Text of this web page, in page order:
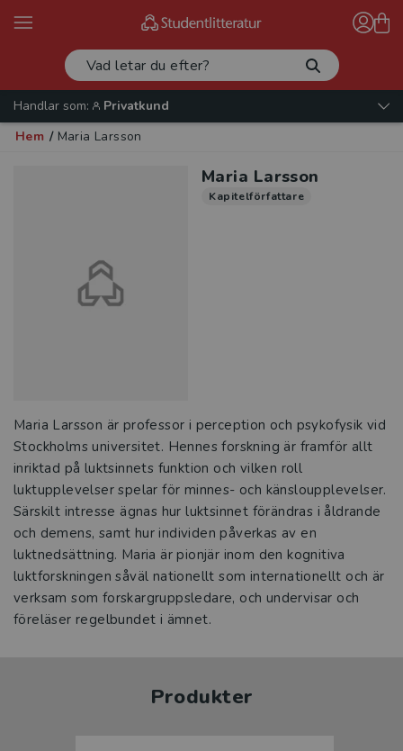
Handlar som:
Privatkund
Hem / Maria Larsson
Maria Larsson
Kapitelförfattare
Maria Larsson är professor i perception och psykofysik vid
Stockholms universitet. Hennes forskning är framför allt
inriktad på luktsinnets funktion och vilken roll
luktupplevelser spelar för minnes- och känsloupplevelser.
Särskilt intresse ägnas hur luktsinnet förändras i åldrande
och demens, samt hur individen påverkas av en
luktnedsättning. Maria är pionjär inom den kognitiva
luktforskningen såväl nationellt som internationellt och är
verksam som forskargruppsledare, och undervisar och
föreläser regelbundet i ämnet.
Produkter